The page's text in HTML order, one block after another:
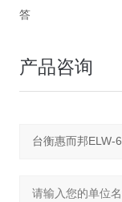
答
产品咨询